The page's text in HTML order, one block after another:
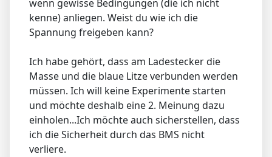
wenn gewisse Bedingungen (die ich nicht
kenne) anliegen. Weist du wie ich die
Spannung freigeben kann?
Ich habe gehört, dass am Ladestecker die
Masse und die blaue Litze verbunden werden
müssen. Ich will keine Experimente starten
und möchte deshalb eine 2. Meinung dazu
einholen...Ich möchte auch sicherstellen, dass
ich die Sicherheit durch das BMS nicht
verliere.